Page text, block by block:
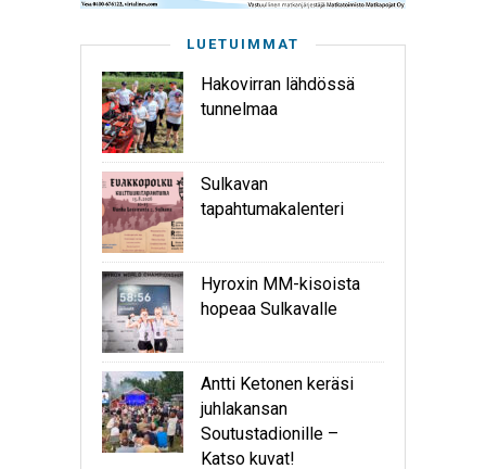
LUETUIMMAT
Hakovirran lähdössä
tunnelmaa
Sulkavan
tapahtumakalenteri
Hyroxin MM-kisoista
hopeaa Sulkavalle
Antti Ketonen keräsi
juhlakansan
Soutustadionille –
Katso kuvat!